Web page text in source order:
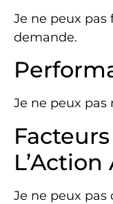
Je ne peux pas
demande.
Je ne peux
Je ne peux